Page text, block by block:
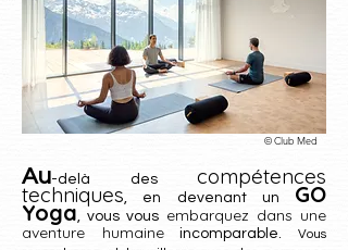
© Club Med
Au-delà des compétences
techniques, en devenant un GO
Yoga, vous vous embarquez dans une
aventure humaineincomparable.Vous